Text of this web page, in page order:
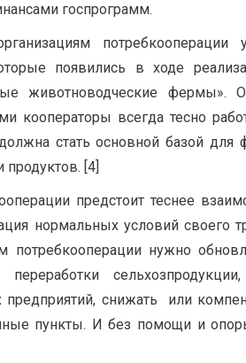
госпрограмм.
потребкооперации
появились в ходе
животноводческие фермы».
кооператоры всегда тесно
стать основной базой
[4]
предстоит теснее
нормальных условий своего
потребкооперации нужно
снижать или
пункты. И без помощи и